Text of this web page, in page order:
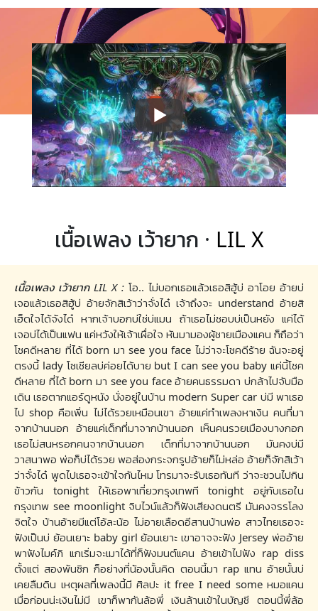
เนื้อเพลง เว้ายาก · LIL X
เนื้อเพลง เว้ายาก LIL X : โอ.. ไม่บอกเธอแล้วเธอสิฮู้บ่ อาโอย อ้ายบ่
เจอแล้วเธอสิฮู้บ่ อ้ายจักสิเว้าว่าจั่งได๋ เจ้าถึงจะ understand อ้ายสิ
เฮ็ดใจได้จังได๋ หากเจ้าบอกบ่ใช่บ่แมน ถ้าเธอไม่ชอบบ่เป็นหยัง แค่ได้
เจอบ่ได้เป็นแฟน แค่หวังให้เจ้าเผื่อใจ หันมามองผู้ชายเมืองแคน ก็ถือว่า
โชคดีหลาย ที่ได้ born มา see you face ไม่ว่าจะโชคดีร้าย ฉันจะอยู่
ตรงนี้ lady โซเชียลบ่ค่อยได้บาย but I can see you baby แค่นี้โชค
ดีหลาย ที่ได้ born มา see you face อ้ายคนธรรมดา บ่กล้าไปจับมือ
เดิน เธอตากแอร์ดูหนัง นั่งอยู่ในบ้าน modern Super car บ่มี พาเธอ
ไป shop คือเพิ่น ไม่ได้รวยเหมือนเขา อ้ายแค่ทำเพลงหาเงิน คนที่มา
จากบ้านนอก อ้ายแค่เด็กที่มาจากบ้านนอก เห็นคนรวยเมืองบางกอก
เธอไม่สนหรอกคนจากบ้านนอก เด็กที่มาจากบ้านนอก มันคงบ่มี
วาสนาพอ พ่อก็บ่ได้รวย พอส่องกระจกรูปอ้ายก็ไม่หล่อ อ้ายก็จักสิเว้า
ว่าจั๋งได๋ พูดไปเธอจะเข้าใจกันไหม โทรมาจะรับเธอทันที ว่าจะชวนไปกิน
ข้าวกัน tonight ให้เธอพาเที่ยวกรุงเทพที tonight อยู่กับเธอใน
กรุงเทพ see moonlight จิบไวน์แล้วก็ฟังเสียงดนตรี มันคงจรรโลง
จิตใจ บ้านอ้ายมีแต่โอ้ละน้อ ไม่อายเลือดอีสานบ้านพ่อ สาวไทยเธอจะ
ฟังเป็นบ่ ย้อนเยาะ baby girl ย้อนเยาะ เขาอาจจะฟัง Jersey พ่ออ้าย
พาฟังไมค์ภิ แกเริ่มจะเมาได้ที่ก็ฟังมนต์แคน อ้ายเข้าไปฟัง rap diss
ตั้งแต่ สองพันซิก ก็อย่างที่น้องนั้นคิด ตอนนี้มา rap แทน อ้ายนั้นบ่
เคยลืมดิน เหตุผลที่เพลงนี้มี ศิลปะ it free I need some หมอแคน
เมื่อก่อนน่ะเงินไม่มี เขาก็พากันล้อพี่ เงินล้านเข้าในบัญชี ตอนนี้พี่ล้อ